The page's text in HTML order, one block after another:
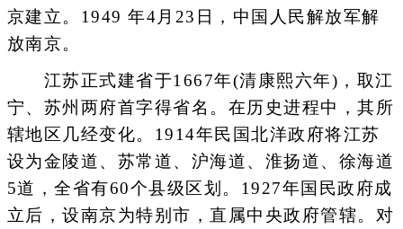
京建立。1949 年4月23日，中国人民解放军解
放南京。
江苏正式建省于1667年(清康熙六年)，取江
宁、苏州两府首字得省名。在历史进程中，其所
辖地区几经变化。1914年民国北洋政府将江苏
设为金陵道、苏常道、沪海道、淮扬道、徐海道
5道，全省有60个县级区划。1927年国民政府成
立后，设南京为特别市，直属中央政府管辖。对